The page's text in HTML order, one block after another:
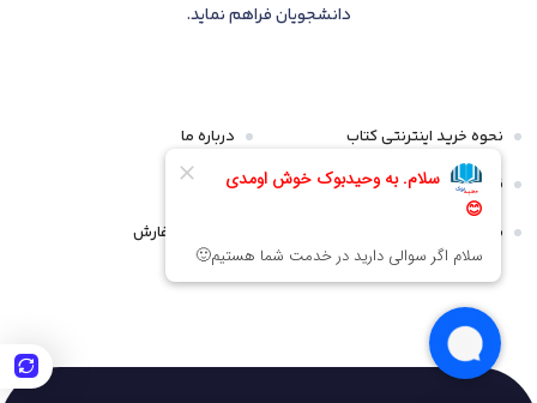
دانشجویان فراهم نماید.
نحوه خرید اینترنتی کتاب
قوانین و مقررات
سیاست مرجوعی و عودت
درباره ما
تماس با ما
پیگیری سفارش